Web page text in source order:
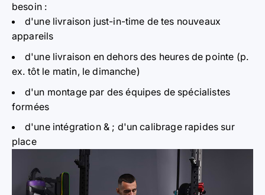
besoin :
d'une livraison just-in-time de tes nouveaux
appareils
d'une livraison en dehors des heures de pointe (p.
ex. tôt le matin, le dimanche)
d'un montage par des équipes de spécialistes
formées
d'une intégration & ; d'un calibrage rapides sur
place